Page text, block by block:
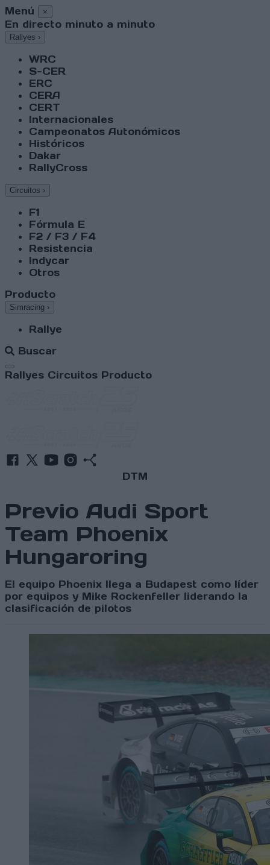
Menú ×
En directo minuto a minuto
Rallyes ›
WRC
S-CER
ERC
CERA
CERT
Internacionales
Campeonatos Autonómicos
Históricos
Dakar
RallyCross
Circuitos ›
F1
Fórmula E
F2 / F3 / F4
Resistencia
Indycar
Otros
Producto
Simracing ›
Rallye
Buscar
Abrir menú
Rallyes Circuitos Producto
DTM
Previo Audi Sport
Team Phoenix
Hungaroring
El equipo Phoenix llega a Budapest como líder
por equipos y Mike Rockenfeller liderando la
clasificación de pilotos